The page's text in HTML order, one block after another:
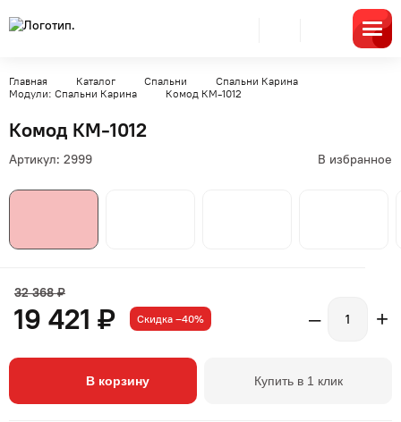
Главная Каталог Спальни
Спальни Карина
Модули: Спальни Карина
Комод КМ-1012
Комод КМ-1012
Артикул: 2999 В избранное
32 368 ₽
19 421 ₽ Скидка –40% – +
В корзину Купить в 1 клик